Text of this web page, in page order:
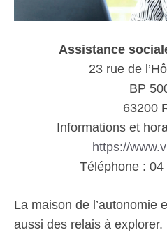
Assistance
23 rue de
BP
63200
Informations et
https://
Téléphone :
La maison de l’autonomie
aussi des relais à